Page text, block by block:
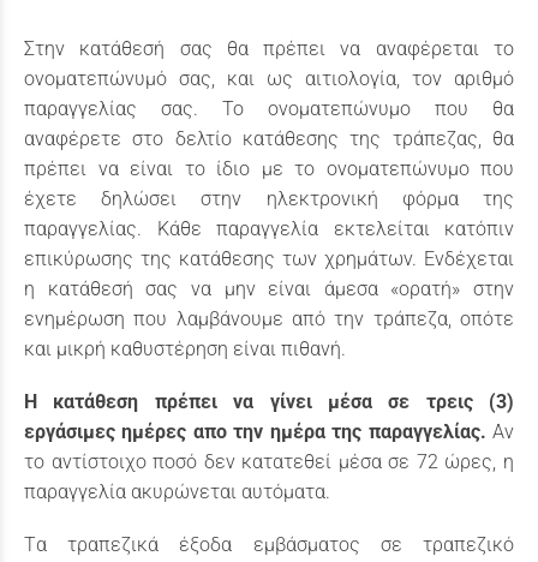
Στην κατάθεσή σας θα πρέπει να αναφέρεται το
ονοματεπώνυμό σας, και ως αιτιολογία, τον αριθμό
παραγγελίας σας. Το ονοματεπώνυμο που θα
αναφέρετε στο δελτίο κατάθεσης της τράπεζας, θα
πρέπει να είναι το ίδιο με το ονοματεπώνυμο που
έχετε δηλώσει στην ηλεκτρονική φόρμα της
παραγγελίας. Κάθε παραγγελία εκτελείται κατόπιν
επικύρωσης της κατάθεσης των χρημάτων. Ενδέχεται
η κατάθεσή σας να μην είναι άμεσα «ορατή» στην
ενημέρωση που λαμβάνουμε από την τράπεζα, οπότε
και μικρή καθυστέρηση είναι πιθανή.
Η κατάθεση πρέπει να γίνει μέσα σε τρεις (3)
εργάσιμες ημέρες απο την ημέρα της παραγγελίας. Αν
το αντίστοιχο ποσό δεν κατατεθεί μέσα σε 72 ώρες, η
παραγγελία ακυρώνεται αυτόματα.
Tα τραπεζικά έξοδα εμβάσματος σε τραπεζικό